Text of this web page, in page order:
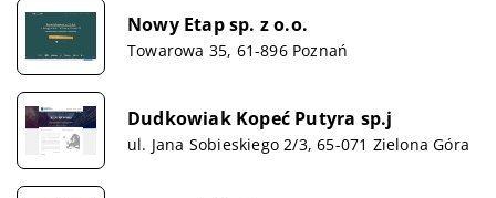
Nowy Etap sp. z o.o.
Towarowa 35, 61-896 Poznań
Dudkowiak Kopeć Putyra sp.j
ul. Jana Sobieskiego 2/3, 65-071 Zielona Góra